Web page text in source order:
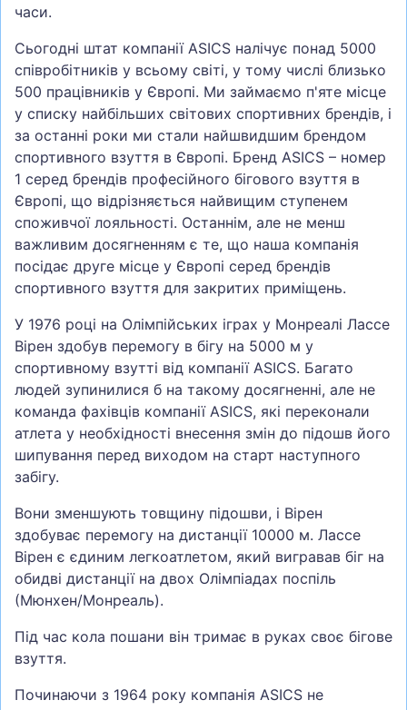
часи.
Сьогодні штат компанії ASICS налічує понад 5000
співробітників у всьому світі, у тому числі близько
500 працівників у Європі. Ми займаємо п'яте місце
у списку найбільших світових спортивних брендів, і
за останні роки ми стали найшвидшим брендом
спортивного взуття в Європі. Бренд ASICS – номер
1 серед брендів професійного бігового взуття в
Європі, що відрізняється найвищим ступенем
споживчої лояльності. Останнім, але не менш
важливим досягненням є те, що наша компанія
посідає друге місце у Європі серед брендів
спортивного взуття для закритих приміщень.
У 1976 році на Олімпійських іграх у Монреалі Лассе
Вірен здобув перемогу в бігу на 5000 м у
спортивному взутті від компанії ASICS. Багато
людей зупинилися б на такому досягненні, але не
команда фахівців компанії ASICS, які переконали
атлета у необхідності внесення змін до підошв його
шипування перед виходом на старт наступного
забігу.
Вони зменшують товщину підошви, і Вірен
здобуває перемогу на дистанції 10000 м. Лассе
Вірен є єдиним легкоатлетом, який вигравав біг на
обидві дистанції на двох Олімпіадах поспіль
(Мюнхен/Монреаль).
Під час кола пошани він тримає в руках своє бігове
взуття.
Починаючи з 1964 року компанія ASICS не